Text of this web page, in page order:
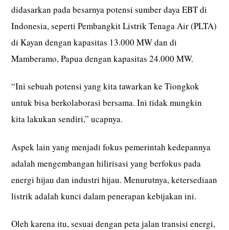
didasarkan pada besarnya potensi sumber daya EBT di
Indonesia, seperti Pembangkit Listrik Tenaga Air (PLTA)
di Kayan dengan kapasitas 13.000 MW dan di
Mamberamo, Papua dengan kapasitas 24.000 MW.
“Ini sebuah potensi yang kita tawarkan ke Tiongkok
untuk bisa berkolaborasi bersama. Ini tidak mungkin
kita lakukan sendiri,” ucapnya.
Aspek lain yang menjadi fokus pemerintah kedepannya
adalah mengembangan hilirisasi yang berfokus pada
energi hijau dan industri hijau. Menurutnya, ketersediaan
listrik adalah kunci dalam penerapan kebijakan ini.
Oleh karena itu, sesuai dengan peta jalan transisi energi,